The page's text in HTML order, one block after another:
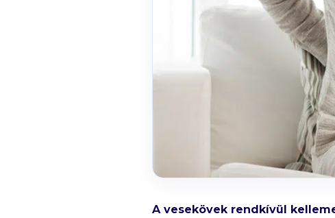
A vesekövek rendkívül